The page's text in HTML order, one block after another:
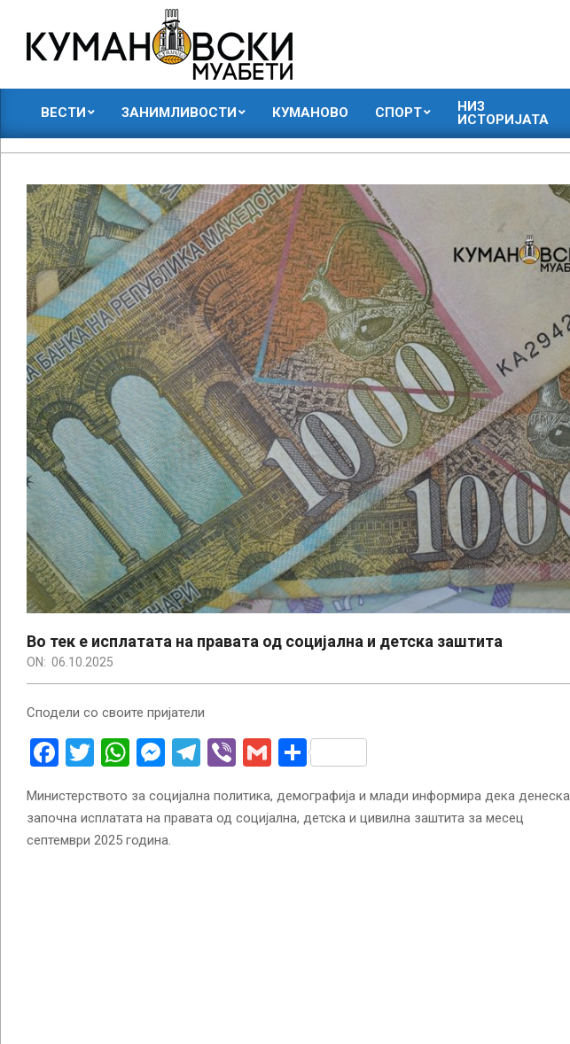
content
КУМАНОВСКИ
МУАБЕТИ
ВЕСТИ ЗАНИМЛИВОСТИ КУМАНОВО СПОРТ
НИЗ
ИСТОРИЈАТА
Во тек е исплатата на правата од социјална и детска заштита
ON: 06.10.2025
Сподели со своите пријатели
Facebook
Twitter
WhatsApp
Messenger
Telegram
ViberGmailShare
Министерството за социјална политика, демографија и млади информира дека денеска
започна исплатата на правата од социјална, детска и цивилна заштита за месец
септември 2025 година.